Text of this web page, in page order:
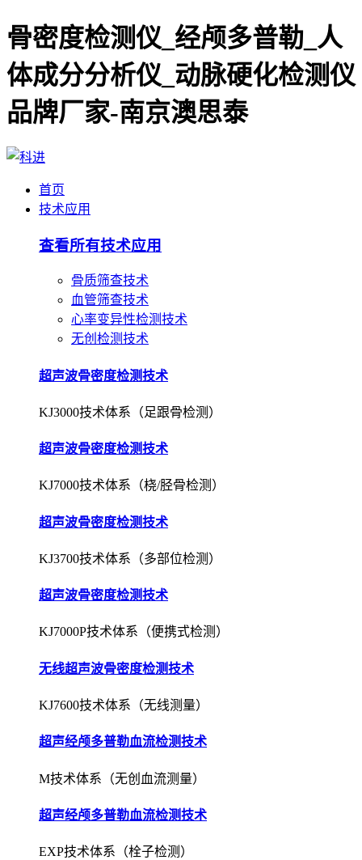
骨密度检测仪_经颅多普勒_人
体成分分析仪_动脉硬化检测仪
品牌厂家-南京澳思泰
首页
技术应用
查看所有技术应用
骨质筛查技术
血管筛查技术
心率变异性检测技术
无创检测技术
超声波骨密度检测技术
KJ3000技术体系（足跟骨检测）
超声波骨密度检测技术
KJ7000技术体系（桡/胫骨检测）
超声波骨密度检测技术
KJ3700技术体系（多部位检测）
超声波骨密度检测技术
KJ7000P技术体系（便携式检测）
无线超声波骨密度检测技术
KJ7600技术体系（无线测量）
超声经颅多普勒血流检测技术
M技术体系（无创血流测量）
超声经颅多普勒血流检测技术
EXP技术体系（栓子检测）